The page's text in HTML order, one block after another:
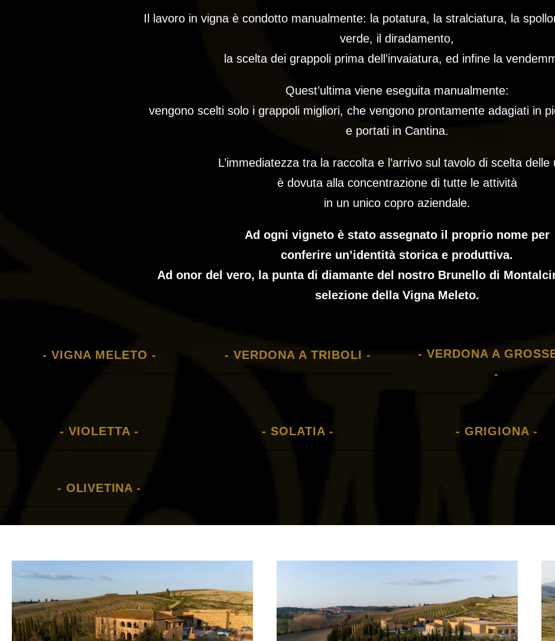
Il lavoro in vigna è condotto manualmente: la potatura, la stralciatura, la
verde, il diradamento,
la scelta dei grappoli prima dell’invaiatura, ed infine la
Quest’ultima viene eseguita manualmente:
vengono scelti solo i grappoli migliori, che vengono prontamente adagiati in
e portati in Cantina.
L’immediatezza tra la raccolta e l’arrivo sul tavolo di scelta delle
è dovuta alla concentrazione di tutte le attività
in un unico copro aziendale.
Ad ogni vigneto è stato assegnato il proprio nome per
conferire un’identità storica e produttiva.
Ad onor del vero, la punta di diamante del nostro Brunello di
selezione della Vigna Meleto.
- VIGNA MELETO - - VERDONA A TRIBOLI -
- VERDONA A
-
- VIOLETTA - - SOLATIA - - GRIGIONA -
- OLIVETINA -